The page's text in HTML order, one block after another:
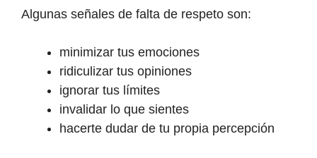
Algunas señales de falta de respeto son:
minimizar tus emociones
ridiculizar tus opiniones
ignorar tus límites
invalidar lo que sientes
hacerte dudar de tu propia percepción